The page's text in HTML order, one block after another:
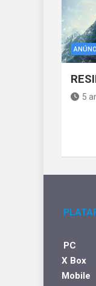
5
PC
X Box
Mobile